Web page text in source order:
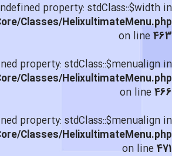
property: stdClass::$width in
Classes/HelixultimateMenu.php
on line463
property: stdClass::$menualign in
Classes/HelixultimateMenu.php
on line466
property: stdClass::$menualign in
Classes/HelixultimateMenu.php
on line471